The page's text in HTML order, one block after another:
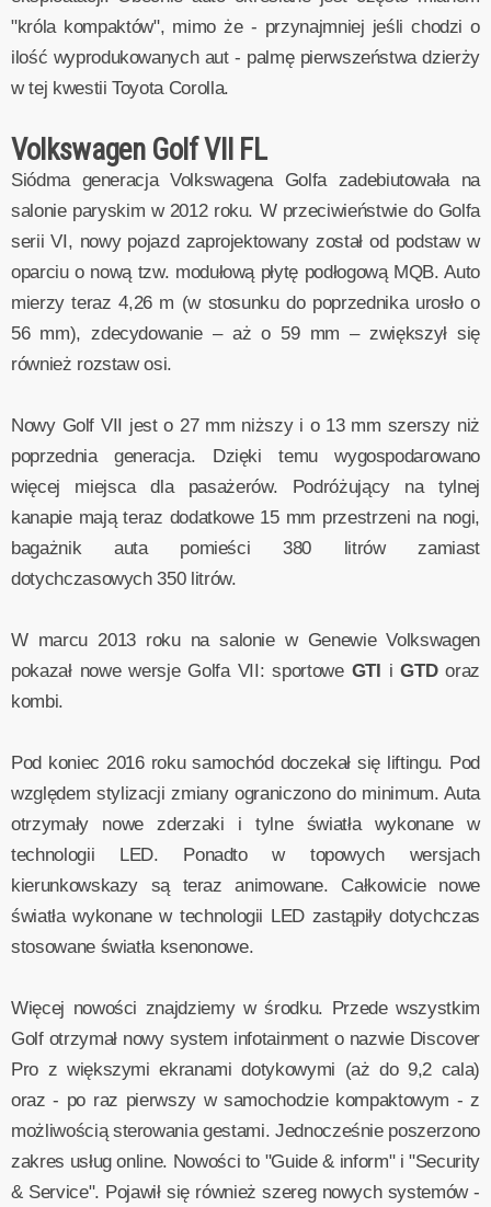
"króla kompaktów", mimo że - przynajmniej jeśli chodzi o
ilość wyprodukowanych aut - palmę pierwszeństwa dzierży
w tej kwestii Toyota Corolla.
Volkswagen Golf VII FL
Siódma generacja Volkswagena Golfa zadebiutowała na
salonie paryskim w 2012 roku. W przeciwieństwie do Golfa
serii VI, nowy pojazd zaprojektowany został od podstaw w
oparciu o nową tzw. modułową płytę podłogową MQB. Auto
mierzy teraz 4,26 m (w stosunku do poprzednika urosło o
56 mm), zdecydowanie – aż o 59 mm – zwiększył się
również rozstaw osi.
Nowy Golf VII jest o 27 mm niższy i o 13 mm szerszy niż
poprzednia generacja. Dzięki temu wygospodarowano
więcej miejsca dla pasażerów. Podróżujący na tylnej
kanapie mają teraz dodatkowe 15 mm przestrzeni na nogi,
bagażnik auta pomieści 380 litrów zamiast
dotychczasowych 350 litrów.
W marcu 2013 roku na salonie w Genewie Volkswagen
pokazał nowe wersje Golfa VII: sportowe GTI iGTDoraz
kombi.
Pod koniec 2016 roku samochód doczekał się liftingu. Pod
względem stylizacji zmiany ograniczono do minimum. Auta
otrzymały nowe zderzaki i tylne światła wykonane w
technologii LED. Ponadto w topowych wersjach
kierunkowskazy są teraz animowane. Całkowicie nowe
światła wykonane w technologii LED zastąpiły dotychczas
stosowane światła ksenonowe.
Więcej nowości znajdziemy w środku. Przede wszystkim
Golf otrzymał nowy system infotainment o nazwie Discover
Pro z większymi ekranami dotykowymi (aż do 9,2 cala)
oraz - po raz pierwszy w samochodzie kompaktowym - z
możliwością sterowania gestami. Jednocześnie poszerzono
zakres usług online. Nowości to "Guide & inform" i "Security
& Service". Pojawił się również szereg nowych systemów -